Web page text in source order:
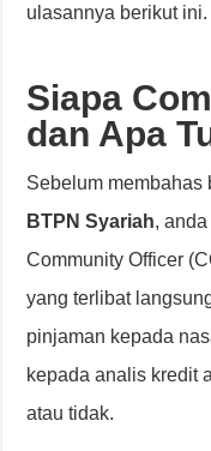
ulasannya berikut ini.
Siapa
dan Apa
Sebelum membahas
BTPN Syariah,
Community Officer
yang terlibat
pinjaman kepada
kepada analis kredit
atau tidak.